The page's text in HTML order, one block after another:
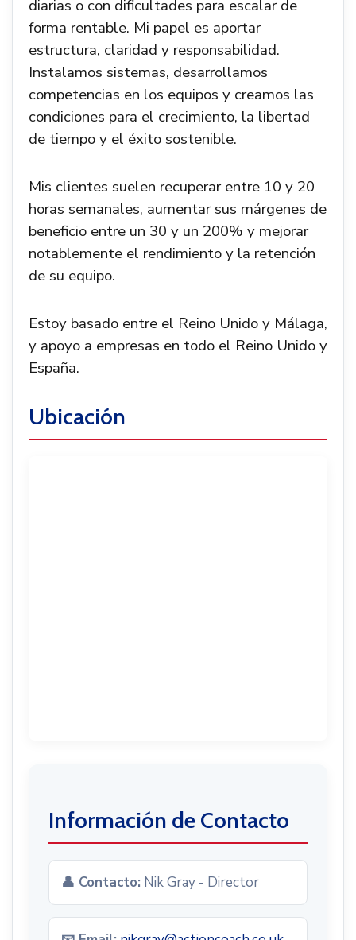
diarias o con dificultades para escalar de
forma rentable. Mi papel es aportar
estructura, claridad y responsabilidad.
Instalamos sistemas, desarrollamos
competencias en los equipos y creamos las
condiciones para el crecimiento, la libertad
de tiempo y el éxito sostenible.
Mis clientes suelen recuperar entre 10 y 20
horas semanales, aumentar sus márgenes de
beneficio entre un 30 y un 200% y mejorar
notablemente el rendimiento y la retención
de su equipo.
Estoy basado entre el Reino Unido y Málaga,
y apoyo a empresas en todo el Reino Unido y
España.
Ubicación
Información de Contacto
👤 Contacto: Nik Gray - Director